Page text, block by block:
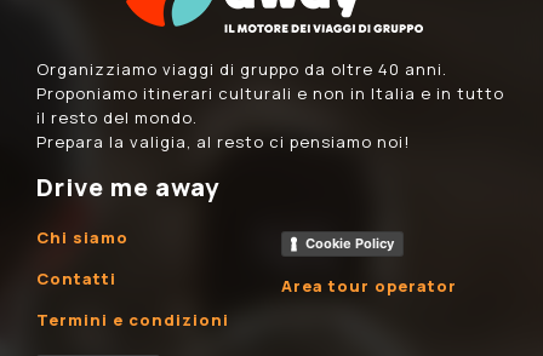
Organizziamo viaggi di gruppo da oltre 40 anni.
Proponiamo itinerari culturali e non in Italia e in tutto
il resto del mondo.
Prepara la valigia, al resto ci pensiamo noi!
Drive me away
Chi siamo
Contatti
Termini e condizioni
Cookie Policy
Area tour operator